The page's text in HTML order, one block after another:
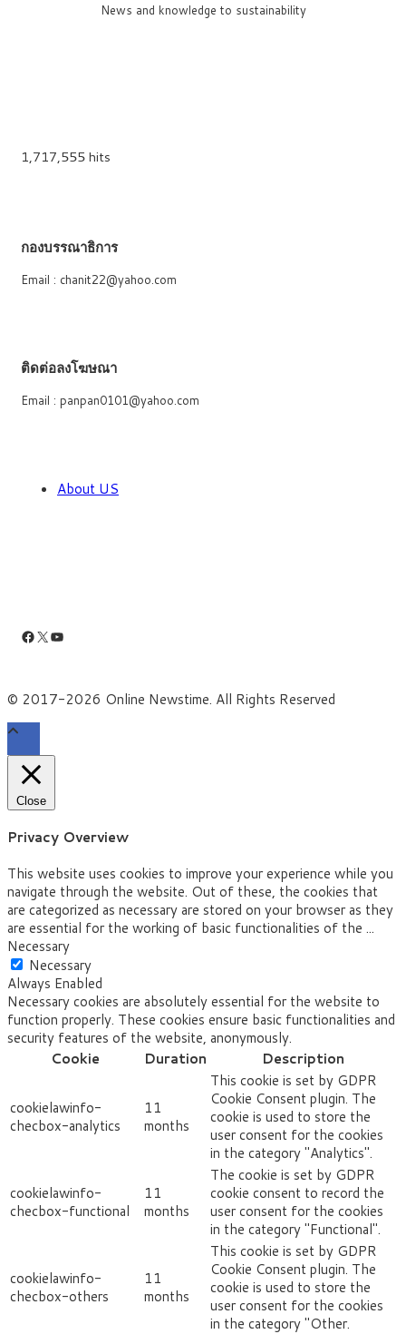
News and knowledge to sustainability
1,717,555 hits
กองบรรณาธิการ
Email : chanit22@yahoo.com
ติดต่อลงโฆษณา
Email : panpan0101@yahoo.com
About US
Facebook
X YouTube
© 2017-2026 Online Newstime. All Rights Reserved
Close
Privacy Overview
This website uses cookies to improve your experience while you
navigate through the website. Out of these, the cookies that
are categorized as necessary are stored on your browser as they
are essential for the working of basic functionalities of the ...
Necessary
Necessary
Always Enabled
Necessary cookies are absolutely essential for the website to
function properly. These cookies ensure basic functionalities and
security features of the website, anonymously.
Cookie
Duration Description
cookielawinfo-
checbox-analytics
11
months
This cookie is set by GDPR
Cookie Consent plugin. The
cookie is used to store the
user consent for the cookies
in the category "Analytics".
cookielawinfo-
checbox-functional
11
months
The cookie is set by GDPR
cookie consent to record the
user consent for the cookies
in the category "Functional".
cookielawinfo-
checbox-others
11
months
This cookie is set by GDPR
Cookie Consent plugin. The
cookie is used to store the
user consent for the cookies
in the category "Other.